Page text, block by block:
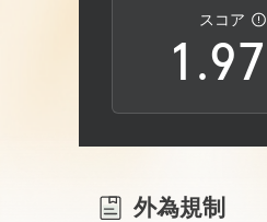
スコア
1
2
3
.97
8
外為規制